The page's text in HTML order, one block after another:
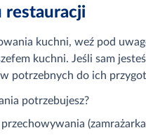
restauracji
kuchni, weź pod
kuchni. Jeśli sam
potrzebnych do ich
potrzebujesz?